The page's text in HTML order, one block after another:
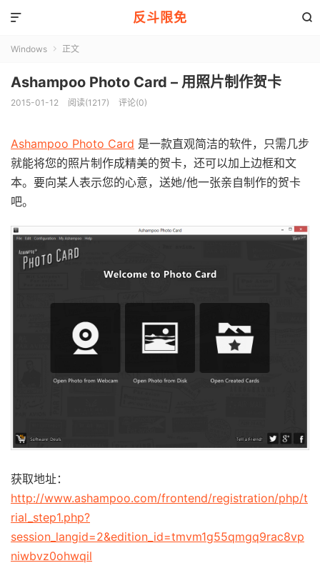
反斗限免 

Windows  正文
Ashampoo Photo Card – 用照片制作贺卡
2015-01-12 阅读(1217) 评论(0)
Ashampoo Photo Card 是一款直观简洁的软件，只需几步
就能将您的照片制作成精美的贺卡，还可以加上边框和文
本。要向某人表示您的心意，送她/他一张亲自制作的贺卡
吧。
获取地址：
http://www.ashampoo.com/frontend/registration/php/t
rial_step1.php?
session_langid=2&edition_id=tmvm1g55qmgq9rac8vp
niwbvz0ohwqil